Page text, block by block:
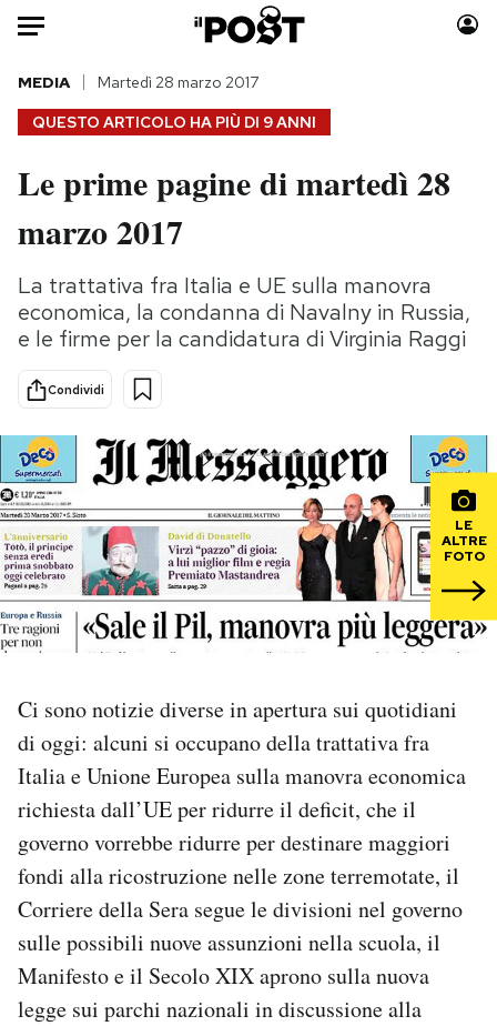
Auto
HOME
Italia
Politica
Tecnologia
Internet
Scienza
Cultura
Economia
Sport
Moda
Storie/Idee
Ok Boomer!
Media
Mondiali calcio 2026
PODCAST
NEWSLETTER
SHOP
CALENDARIO
AREA PERSONALE
Area Personale
Newsletter
Notifiche mobile
QUESTO ARTICOLO HA PIÙ DI 9 ANNI
MEDIA Martedì 28 marzo 2017
Le prime pagine di martedì 28
marzo 2017
La trattativa fra Italia e UE sulla manovra
economica, la condanna di Navalny in Russia,
e le firme per la candidatura di Virginia Raggi
Condividi
LE
ALTRE
FOTO
Ci sono notizie diverse in apertura sui quotidiani
di oggi: alcuni si occupano della trattativa fra
Italia e Unione Europea sulla manovra economica
richiesta dall’UE per ridurre il deficit, che il
governo vorrebbe ridurre per destinare maggiori
fondi alla ricostruzione nelle zone terremotate, il
Corriere della Sera segue le divisioni nel governo
sulle possibili nuove assunzioni nella scuola, il
Manifesto e il Secolo XIX aprono sulla nuova
legge sui parchi nazionali in discussione alla